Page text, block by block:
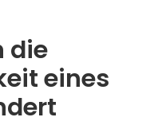
die
eines